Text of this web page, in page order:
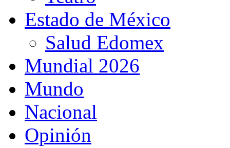
Estado de México
Salud Edomex
Mundial 2026
Mundo
Nacional
Opinión